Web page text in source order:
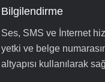
Bilgilendirme
Ses, SMS ve İnternet
yetki ve belge
altyapısı kullanılarak